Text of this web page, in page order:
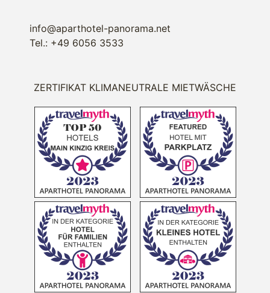
info@aparthotel-panorama.net
Tel.: +49 6056 3533
ZERTIFIKAT KLIMANEUTRALE MIETWÄSCHE